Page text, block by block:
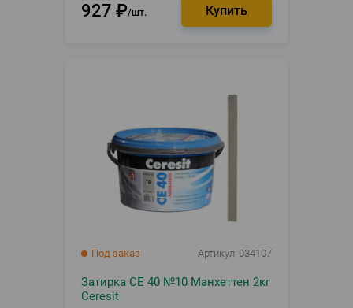
927 ₽ шт.
Под заказ Артикул 034107
Затирка CE 40 №10 Манхеттен 2кг
Ceresit